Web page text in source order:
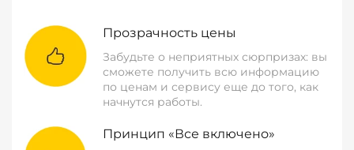
Прозрачность цены
Забудьте о неприятных сюрпризах: вы
сможете получить всю информацию
по ценам и сервису еще до того, как
начнутся работы.
Принцип «Все включено»